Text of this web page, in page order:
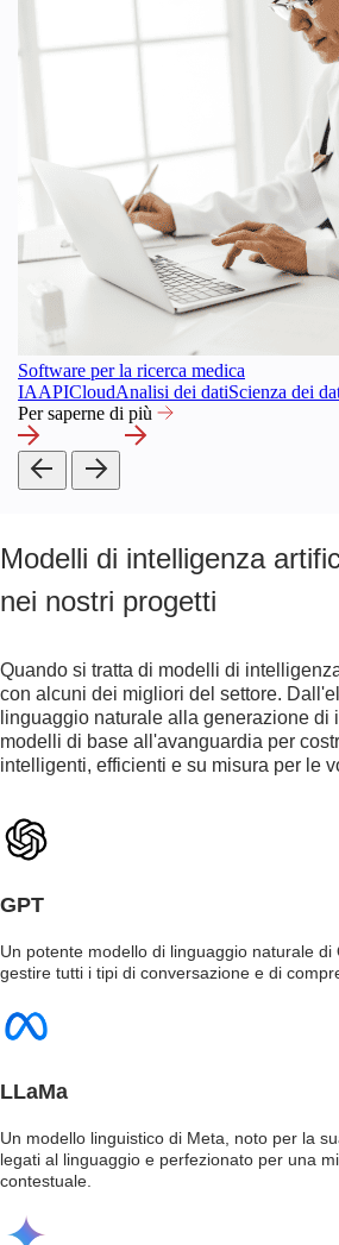
Software per la ricerca medica
IAAPICloudAnalisi dei datiScienza dei
Per saperne di più
Modelli di intelligenza
nei nostri progetti
Quando si tratta di modelli di
con alcuni dei migliori del settore.
linguaggio naturale alla generazione di
modelli di base all'avanguardia per
intelligenti, efficienti e su misura per le
GPT
Un potente modello di linguaggio naturale
gestire tutti i tipi di conversazione e di
LLaMa
Un modello linguistico di Meta, noto per la
legati al linguaggio e perfezionato per una
contestuale.